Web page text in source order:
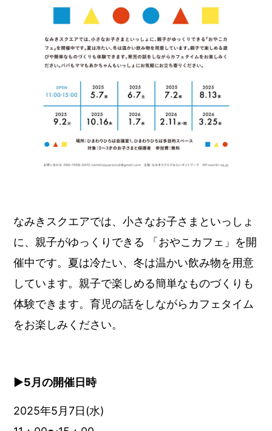
なみきスクエアでは、小さなお子さまといっしょ
に、親子がゆっくりできる 「おやこカフェ」を開
催中です。夏は冷たい、冬は温かい飲み物を用意
しています。親子で楽しめる簡単なものづくりも
体験できます。育児の話をしながらカフェタイム
をお楽しみください。
▶︎5月の開催日時
2025年5月7日(水)